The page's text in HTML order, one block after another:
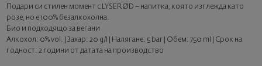
Подари си стилен момент с LYSERØD – напитка, която изглежда като
розе, но е 100% безалкохолна.
Био и подходящо за вегани
Алкохол: 0% vol. | Захар: 20 g/l | Налягане: 5 bar | Обем: 750 ml | Срок на
годност: 2 години от датата на производство